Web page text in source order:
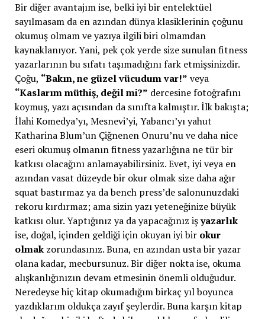
Bir diğer avantajım ise, belki iyi bir entelektüel
sayılmasam da en azından dünya klasiklerinin çoğunu
okumuş olmam ve yazıya ilgili biri olmamdan
kaynaklanıyor. Yani, pek çok yerde size sunulan fitness
yazarlarının bu sıfatı taşımadığını fark etmişsinizdir.
Çoğu, “Bakın, ne güzel vücudum var!” veya
“Kaslarım müthiş, değil mi?” dercesine fotoğrafını
koymuş, yazı açısından da sınıfta kalmıştır. İlk bakışta;
İlahi Komedya’yı, Mesnevi’yi, Yabancı’yı yahut
Katharina Blum’un Çiğnenen Onuru’nu ve daha nice
eseri okumuş olmanın fitness yazarlığına ne tür bir
katkısı olacağını anlamayabilirsiniz. Evet, iyi veya en
azından vasat düzeyde bir okur olmak size daha ağır
squat bastırmaz ya da bench press’de salonunuzdaki
rekoru kırdırmaz; ama sizin yazı yeteneğinize büyük
katkısı olur. Yaptığınız ya da yapacağınız işyazarlık
ise, doğal, içinden geldiği için okuyan iyi bir okur
olmakzorundasınız. Buna, en azından usta bir yazar
olana kadar, mecbursunuz. Bir diğer nokta ise, okuma
alışkanlığınızın devam etmesinin önemli olduğudur.
Neredeyse hiç kitap okumadığım birkaç yıl boyunca
yazdıklarım oldukça zayıf şeylerdir. Buna karşın kitap